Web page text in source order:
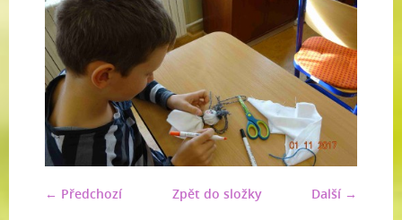
← Předchozí Další →
Zpět do složky